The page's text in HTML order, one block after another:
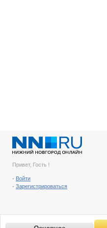
Привет, Гость !
- Войти
- Зарегистрироваться